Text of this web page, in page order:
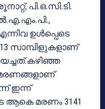
പി.ഒ.സി.ടി.
ഉള്‍പ്പെടെ
സാമ്പിളുകളാണ്
മരണങ്ങളാണ്
ഇന്ന്
ആകെ മരണം 3141